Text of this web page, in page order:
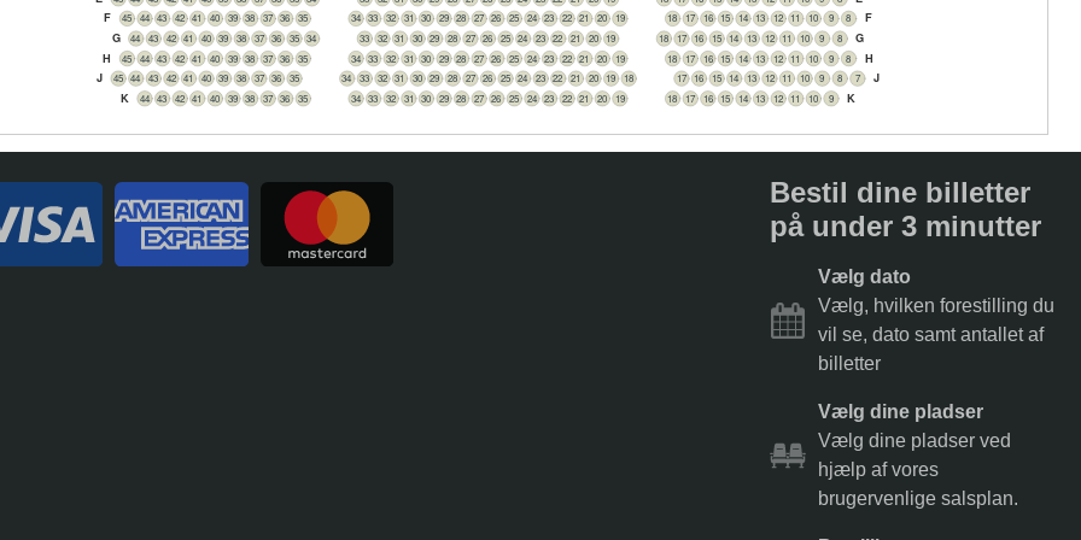
8
9
10
11
12
13
14
15
16
17
18
19
20
21
22
23
24
25
26
27
28
29
30
31
32
33
34
35
36
37
38
39
40
41
42
43
44
45
F F
8
9
10
11
12
13
14
15
16
17
18
19
20
21
22
23
24
25
26
27
28
29
30
31
32
33
34
35
36
37
38
39
40
41
42
43
44
G G
8
9
10
11
12
13
14
15
16
17
18
19
20
21
22
23
24
25
26
27
28
29
30
31
32
33
34
35
36
37
38
39
40
41
42
43
44
45
H H
7
8
9
10
11
12
13
14
15
16
17
18
19
20
21
22
23
24
25
26
27
28
29
30
31
32
33
34
35
36
37
38
39
40
41
42
43
44
45
J J
9
10
11
12
13
14
15
16
17
18
19
20
21
22
23
24
25
26
27
28
29
30
31
32
33
34
35
36
37
38
39
40
41
42
43
44
K K
Bestil dine billetter
på under 3 minutter
Vælg dato
Vælg, hvilken forestilling du
vil se, dato samt antallet af
billetter
Vælg dine pladser
Vælg dine pladser ved
hjælp af vores
brugervenlige salsplan.